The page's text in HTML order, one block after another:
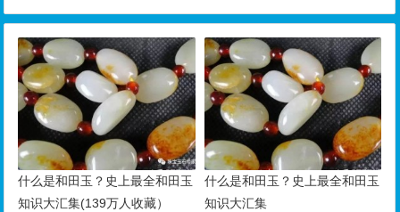
什么是和田玉？史上最全和田玉
知识大汇集(139万人收藏）
什么是和田玉？史上最全和田玉
知识大汇集